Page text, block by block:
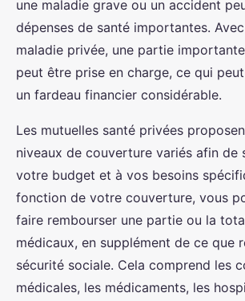
une maladie grave ou un accident
dépenses de santé importantes.
maladie privée, une partie
peut être prise en charge, ce qui
un fardeau financier considérable.
Les mutuelles santé privées
niveaux de couverture variés afin de
votre budget et à vos besoins
fonction de votre couverture, vous
faire rembourser une partie ou la
médicaux, en supplément de ce que
sécurité sociale. Cela comprend les
médicales, les médicaments, les